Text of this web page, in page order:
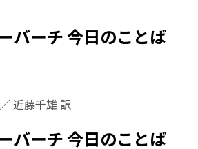
バーチ 今日のことば
近藤千雄 訳
バーチ 今日のことば